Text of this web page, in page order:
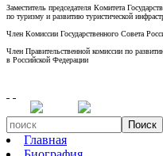
Заместитель председателя Комитета
по туризму и развитию туристической
Член Комиссии Государственного Совета
Член Правительственной комиссии по
в Российской Федерации
Поиск
Главная